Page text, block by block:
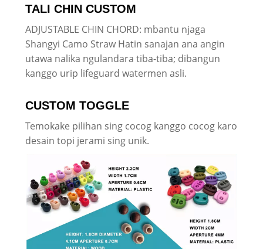
TALI CHIN CUSTOM
ADJUSTABLE CHIN CHORD: mbantu njaga
Shangyi Camo Straw Hatin sanajan ana angin
utawa nalika ngulandara tiba-tiba; dibangun
kanggo urip lifeguard watermen asli.
CUSTOM TOGGLE
Temokake pilihan sing cocog kanggo cocog karo
desain topi jerami sing unik.